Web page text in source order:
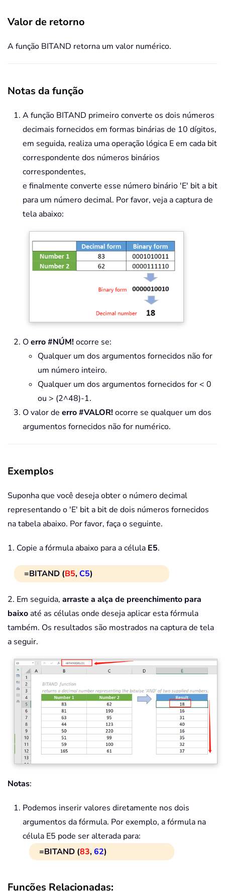
Valor de retorno
A função BITAND retorna um valor numérico.
Notas da função
A função BITAND primeiro converte os dois números
decimais fornecidos em formas binárias de 10 dígitos,
em seguida, realiza uma operação lógica E em cada bit
correspondente dos números binários
correspondentes,
e finalmente converte esse número binário 'E' bit a bit
para um número decimal. Por favor, veja a captura de
tela abaixo:
Oerro #NÚM!ocorre se:
Qualquer um dos argumentos fornecidos não for
um número inteiro.
Qualquer um dos argumentos fornecidos for < 0
ou > (2^48)-1.
O valor de erro #VALOR!ocorre se qualquer um dos
argumentos fornecidos não for numérico.
Exemplos
Suponha que você deseja obter o número decimal
representando o 'E' bit a bit de dois números fornecidos
na tabela abaixo. Por favor, faça o seguinte.
1. Copie a fórmula abaixo para a célula E5.
=BITAND (B5,C5)
2. Em seguida, arraste a alça de preenchimento para
baixoaté as células onde deseja aplicar esta fórmula
também. Os resultados são mostrados na captura de tela
a seguir.
Notas:
Podemos inserir valores diretamente nos dois
argumentos da fórmula. Por exemplo, a fórmula na
célula E5 pode ser alterada para:
=BITAND (83,62)
Funções Relacionadas: